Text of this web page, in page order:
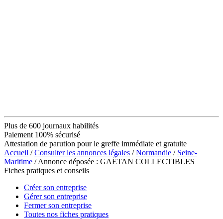
Plus de 600 journaux habilités
Paiement 100% sécurisé
Attestation de parution pour le greffe immédiate et gratuite
Accueil /Consulter les annonces légales /Normandie / Seine-
Maritime / Annonce déposée : GAËTAN COLLECTIBLES
Fiches pratiques et conseils
Créer son entreprise
Gérer son entreprise
Fermer son entreprise
Toutes nos fiches pratiques